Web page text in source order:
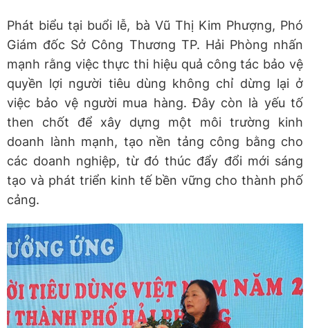
​Phát biểu tại buổi lễ, bà Vũ Thị Kim Phượng, Phó
Giám đốc Sở Công Thương TP. Hải Phòng nhấn
mạnh rằng việc thực thi hiệu quả công tác bảo vệ
quyền lợi người tiêu dùng không chỉ dừng lại ở
việc bảo vệ người mua hàng. Đây còn là yếu tố
then chốt để xây dựng một môi trường kinh
doanh lành mạnh, tạo nền tảng công bằng cho
các doanh nghiệp, từ đó thúc đẩy đổi mới sáng
tạo và phát triển kinh tế bền vững cho thành phố
cảng.